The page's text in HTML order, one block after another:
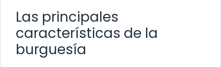
Las principales
características de la
burguesía